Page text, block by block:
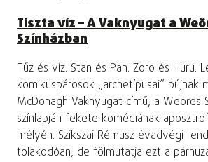
Tiszta víz – A Vaknyugat a
Színházban
Tűz és víz. Stan és Pan. Zoro és Huru.
komikuspárosok „archetípusai” bújnak
McDonagh Vaknyugat című, a Weöres
színlapján fekete komédiának
mélyén. Szikszai Rémusz évadvégi
tolakodóan, de fölmutatja ezt a